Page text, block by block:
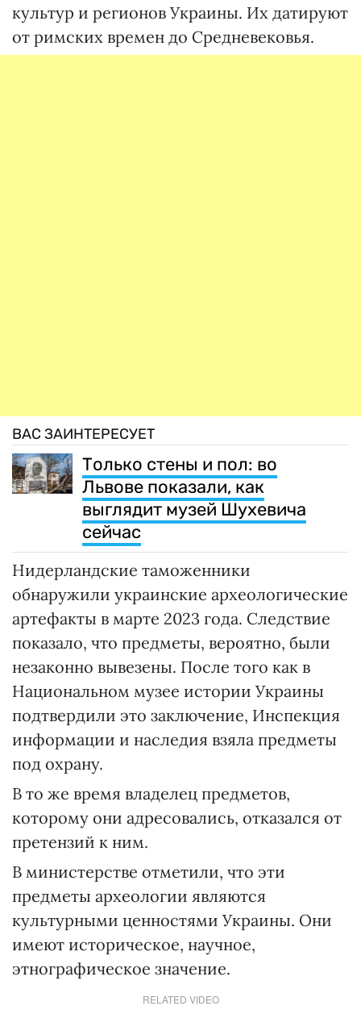
культур и регионов Украины. Их датируют
от римских времен до Средневековья.
ВАС ЗАИНТЕРЕСУЕТ
Только стены и пол: во
Львове показали, как
выглядит музей Шухевича
сейчас
Нидерландские таможенники
обнаружили украинские археологические
артефакты в марте 2023 года. Следствие
показало, что предметы, вероятно, были
незаконно вывезены. После того как в
Национальном музее истории Украины
подтвердили это заключение, Инспекция
информации и наследия взяла предметы
под охрану.
В то же время владелец предметов,
которому они адресовались, отказался от
претензий к ним.
В министерстве отметили, что эти
предметы археологии являются
культурными ценностями Украины. Они
имеют историческое, научное,
этнографическое значение.
RELATED VIDEO